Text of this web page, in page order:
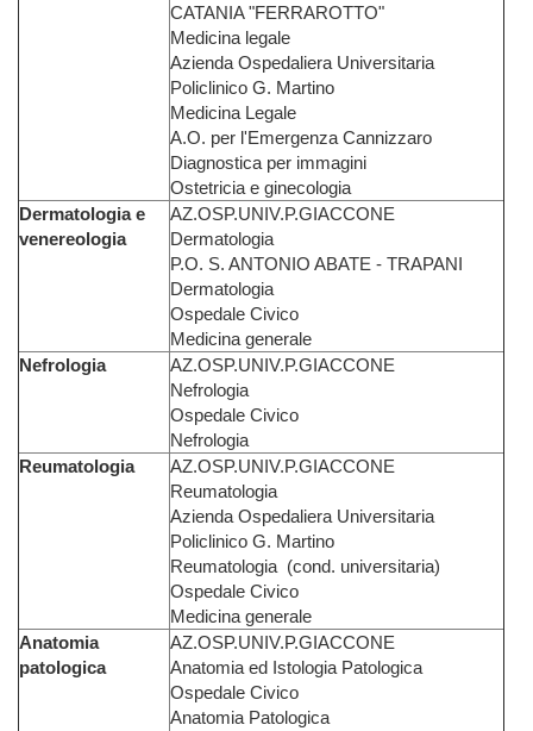
CATANIA "FERRAROTTO"
Medicina legale
Azienda Ospedaliera Universitaria
Policlinico G. Martino
Medicina Legale
A.O. per l'Emergenza Cannizzaro
Diagnostica per immagini
Ostetricia e ginecologia
Dermatologia e
venereologia
AZ.OSP.UNIV.P.GIACCONE
Dermatologia
P.O. S. ANTONIO ABATE - TRAPANI
Dermatologia
Ospedale Civico
Medicina generale
Nefrologia
AZ.OSP.UNIV.P.GIACCONE
Nefrologia
Ospedale Civico
Nefrologia
Reumatologia
AZ.OSP.UNIV.P.GIACCONE
Reumatologia
Azienda Ospedaliera Universitaria
Policlinico G. Martino
Reumatologia (cond. universitaria)
Ospedale Civico
Medicina generale
Anatomia
patologica
AZ.OSP.UNIV.P.GIACCONE
Anatomia ed Istologia Patologica
Ospedale Civico
Anatomia Patologica